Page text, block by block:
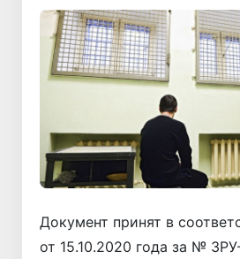
Документ принят в
от 15.10.2020 года за №